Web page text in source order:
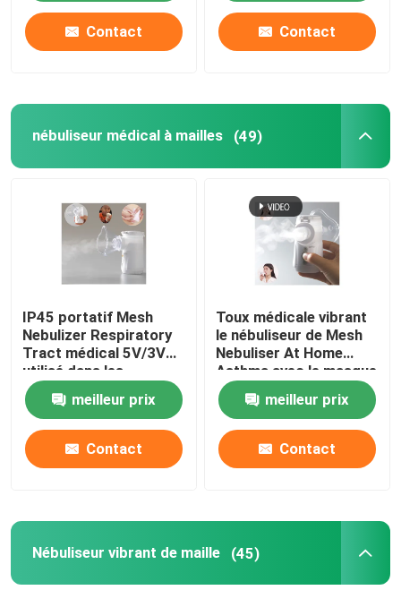
Contact Contact
nébuliseur médical à mailles (49)
IP45 portatif Mesh
Nebulizer Respiratory
Tract médical 5V/3V
utilisé dans les
hôpitaux
meilleur prix
Contact
Toux médicale vibrant
le nébuliseur de Mesh
Nebuliser At Home
Asthma avec le masque
meilleur prix
Contact
Nébuliseur vibrant de maille (45)